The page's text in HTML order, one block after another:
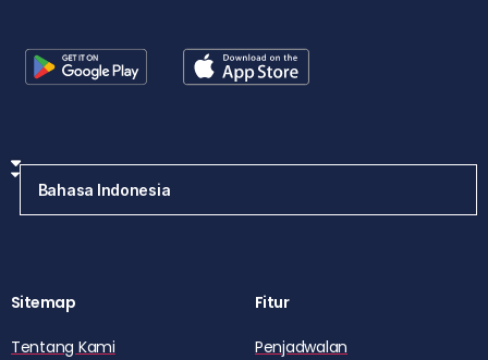
Sitemap
Tentang Kami
Fitur
Penjadwalan